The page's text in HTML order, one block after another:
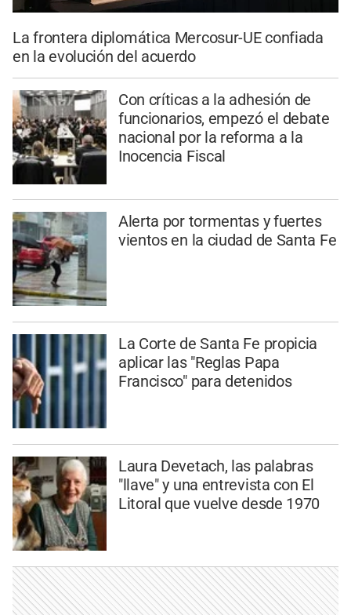
La frontera diplomática Mercosur-UE confiada
en la evolución del acuerdo
Con críticas a la adhesión de
funcionarios, empezó el debate
nacional por la reforma a la
Inocencia Fiscal
Alerta por tormentas y fuertes
vientos en la ciudad de Santa Fe
La Corte de Santa Fe propicia
aplicar las "Reglas Papa
Francisco" para detenidos
Laura Devetach, las palabras
"llave" y una entrevista con El
Litoral que vuelve desde 1970